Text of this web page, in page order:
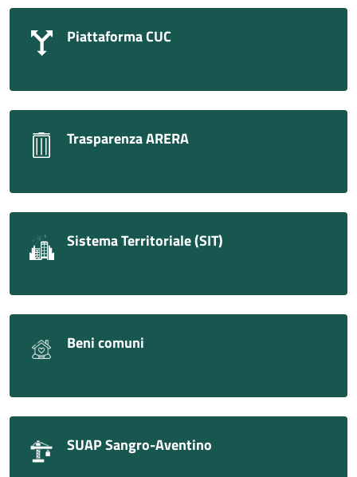
Piattaforma CUC
Trasparenza ARERA
Sistema Territoriale (SIT)
Beni comuni
SUAP Sangro-Aventino